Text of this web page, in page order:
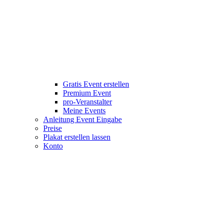
Gratis Event erstellen
Premium Event
pro-Veranstalter
Meine Events
Anleitung Event Eingabe
Preise
Plakat erstellen lassen
Konto